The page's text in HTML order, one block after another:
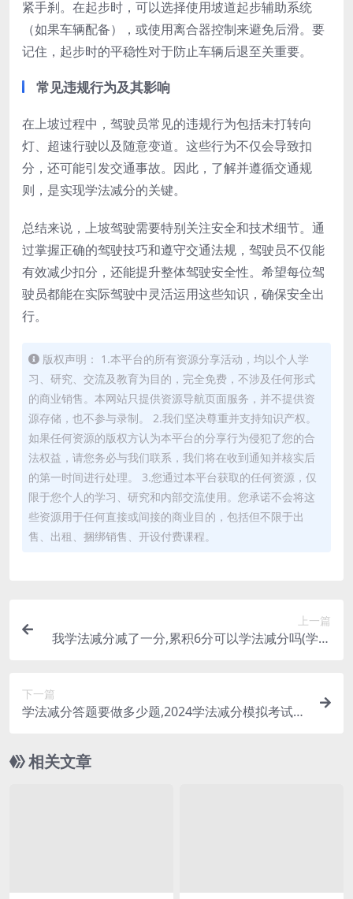
紧手刹。在起步时，可以选择使用坡道起步辅助系统
（如果车辆配备），或使用离合器控制来避免后滑。要
记住，起步时的平稳性对于防止车辆后退至关重要。
常见违规行为及其影响
在上坡过程中，驾驶员常见的违规行为包括未打转向
灯、超速行驶以及随意变道。这些行为不仅会导致扣
分，还可能引发交通事故。因此，了解并遵循交通规
则，是实现学法减分的关键。
总结来说，上坡驾驶需要特别关注安全和技术细节。通
过掌握正确的驾驶技巧和遵守交通法规，驾驶员不仅能
有效减少扣分，还能提升整体驾驶安全性。希望每位驾
驶员都能在实际驾驶中灵活运用这些知识，确保安全出
行。
版权声明： 1.本平台的所有资源分享活动，均以个人学
习、研究、交流及教育为目的，完全免费，不涉及任何形式
的商业销售。本网站只提供资源导航页面服务，并不提供资
源存储，也不参与录制。 2.我们坚决尊重并支持知识产权。
如果任何资源的版权方认为本平台的分享行为侵犯了您的合
法权益，请您务必与我们联系，我们将在收到通知并核实后
的第一时间进行处理。 3.您通过本平台获取的任何资源，仅
限于您个人的学习、研究和内部交流使用。您承诺不会将这
些资源用于任何直接或间接的商业目的，包括但不限于出
售、出租、捆绑销售、开设付费课程。
上一篇
我学法减分减了一分,累积6分可以学法减分吗(学法
下一篇
学法减分答题要做多少题,2024学法减分模拟考试
相关文章